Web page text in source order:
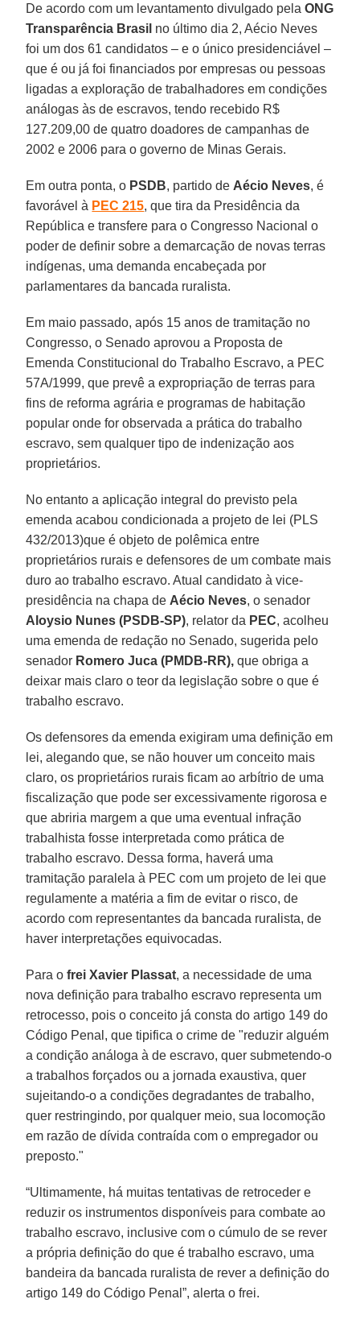
De acordo com um levantamento divulgado pelaONG
Transparência Brasil no último dia 2, Aécio Neves
foi um dos 61 candidatos – e o único presidenciável –
que é ou já foi financiados por empresas ou pessoas
ligadas a exploração de trabalhadores em condições
análogas às de escravos, tendo recebido R$
127.209,00 de quatro doadores de campanhas de
2002 e 2006 para o governo de Minas Gerais.
Em outra ponta, o PSDB, partido de Aécio Neves, é
favorável à PEC 215, que tira da Presidência da
República e transfere para o Congresso Nacional o
poder de definir sobre a demarcação de novas terras
indígenas, uma demanda encabeçada por
parlamentares da bancada ruralista.
Em maio passado, após 15 anos de tramitação no
Congresso, o Senado aprovou a Proposta de
Emenda Constitucional do Trabalho Escravo, a PEC
57A/1999, que prevê a expropriação de terras para
fins de reforma agrária e programas de habitação
popular onde for observada a prática do trabalho
escravo, sem qualquer tipo de indenização aos
proprietários.
No entanto a aplicação integral do previsto pela
emenda acabou condicionada a projeto de lei (PLS
432/2013)que é objeto de polêmica entre
proprietários rurais e defensores de um combate mais
duro ao trabalho escravo. Atual candidato à vice-
presidência na chapa de Aécio Neves, o senador
Aloysio Nunes (PSDB-SP), relator da PEC, acolheu
uma emenda de redação no Senado, sugerida pelo
senador Romero Juca (PMDB-RR), que obriga a
deixar mais claro o teor da legislação sobre o que é
trabalho escravo.
Os defensores da emenda exigiram uma definição em
lei, alegando que, se não houver um conceito mais
claro, os proprietários rurais ficam ao arbítrio de uma
fiscalização que pode ser excessivamente rigorosa e
que abriria margem a que uma eventual infração
trabalhista fosse interpretada como prática de
trabalho escravo. Dessa forma, haverá uma
tramitação paralela à PEC com um projeto de lei que
regulamente a matéria a fim de evitar o risco, de
acordo com representantes da bancada ruralista, de
haver interpretações equivocadas.
Para ofrei Xavier Plassat, a necessidade de uma
nova definição para trabalho escravo representa um
retrocesso, pois o conceito já consta do artigo 149 do
Código Penal, que tipifica o crime de "reduzir alguém
a condição análoga à de escravo, quer submetendo-o
a trabalhos forçados ou a jornada exaustiva, quer
sujeitando-o a condições degradantes de trabalho,
quer restringindo, por qualquer meio, sua locomoção
em razão de dívida contraída com o empregador ou
preposto."
“Ultimamente, há muitas tentativas de retroceder e
reduzir os instrumentos disponíveis para combate ao
trabalho escravo, inclusive com o cúmulo de se rever
a própria definição do que é trabalho escravo, uma
bandeira da bancada ruralista de rever a definição do
artigo 149 do Código Penal”, alerta o frei.